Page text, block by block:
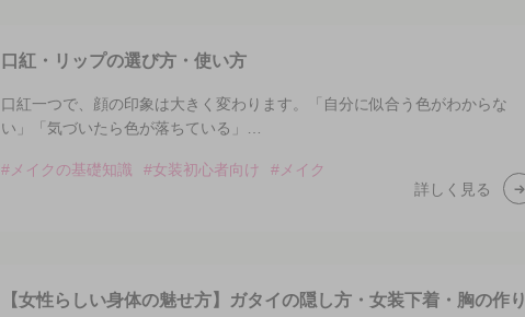
口紅・リップの選び方・使い方
口紅一つで、顔の印象は大きく変わります。「自分に似合う色がわからな
い」「気づいたら色が落ちている」…
#メイクの基礎知識 #女装初心者向け
#メイク
詳しく見る
【女性らしい身体の魅せ方】ガタイの隠し方・女装下着・胸の作り